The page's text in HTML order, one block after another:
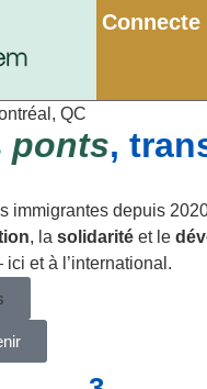
Connecte
QC
ponts,
immigrantes depuis
, la solidarité et le
et à l’international.